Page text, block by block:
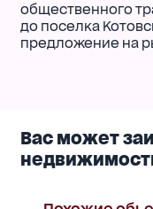
общественного
до поселка
предложение на
Вас может